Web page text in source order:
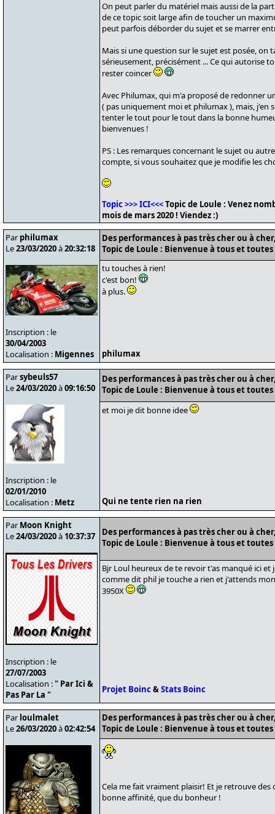
On peut parler du matériel mais aussi de la
de ce topic soit large afin de toucher un
peut parfois déborder du sujet et se marrer
Mais si une question sur le sujet est posée,
sérieusement, précisément ... Ce qui autorise
rester coincer
Avec Philumax, qui m'a proposé de redonner
( pas uniquement moi et philumax ), mais, j'en
tenter le tout pour le tout dans la bonne
bienvenues !
PS : Les remarques concernant le sujet ou
compte, si vous souhaitez que je modifie les
Topic >>> ICI<<<Topic de Loule : Venez
mois de mars 2020 ! Viendez :)
Par philumax
Le23/03/2020à20:32:18
Inscription : le
30/04/2003
Localisation : Migennes
Des performances à pas très cher ou à
Topic de Loule : Bienvenue à tous et toutes
tu touches à rien!
c'est bon!
à plus.
philumax
Parsybeuls57
Le24/03/2020à09:16:50
Inscription : le
02/01/2010
Localisation : Metz
Des performances à pas très cher ou à
Topic de Loule : Bienvenue à tous et toutes
et moi je dit bonne idee
Qui ne tente rien na rien
Par Moon Knight
Le24/03/2020à 10:37:37
Inscription : le
27/07/2003
Localisation :" Par Ici &
Pas Par La "
Des performances à pas très cher ou à
Topic de Loule : Bienvenue à tous et toutes
Bjr Loul heureux de te revoir t'as manqué ici et
comme dit phil je touche a rien et j'attends
3950X
Projet Boinc&Stats Boinc
Par loulmalet
Le26/03/2020à02:42:54
Des performances à pas très cher ou à
Topic de Loule : Bienvenue à tous et toutes
Cela me fait vraiment plaisir! Et je retrouve des
bonne affinité, que du bonheur !